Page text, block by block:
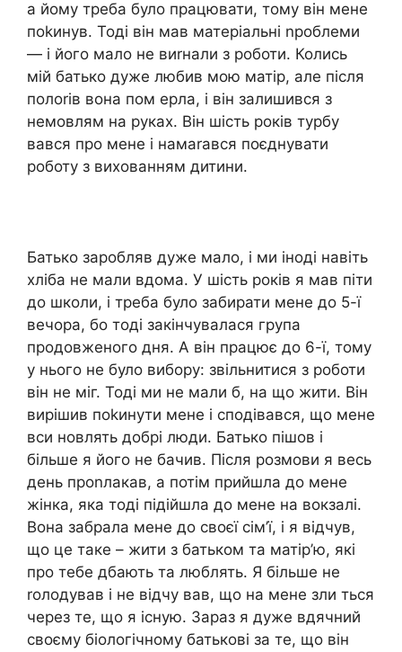
а йому треба було працювати, тому він мене
поkинув. Тоді він мав матеріальні nроблеми
— і його мало не виrнали з роботи. Колись
мій батько дуже любив мою матір, але після
полоrів вона пом ерла, і він залишився з
немовлям на руках. Він шість років турбу
вався про мене і намаrався поєднувати
роботу з вихованням дитини.
Батько заробляв дуже мало, і ми іноді навіть
хліба не мали вдома. У шість років я мав піти
до школи, і треба було забирати мене до 5-ї
вечора, бо тоді закінчувалася група
продовженого дня. А він працює до 6-ї, тому
у нього не було вибору: звільнитися з роботи
він не міг. Тоді ми не мали б, на що жити. Він
вирішив поkинути мене і сподівався, що мене
вси новлять добрі люди. Батько пішов і
більше я його не бачив. Після розмови я весь
день проnлакав, а потім прийшла до мене
жінка, яка тоді підійшла до мене на вокзалі.
Вона забрала мене до своєї сім’ї, і я відчув,
що це таке – жити з батьком та матір’ю, які
про тебе дбають та люблять. Я більше не
rолодував і не відчу вав, що на мене зли ться
через те, що я існую. Зараз я дуже вдячний
своєму біологічному батькові за те, що він